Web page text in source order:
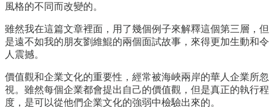
風格的不同而改變的。
雖然我在這篇文章裡面，用了幾個例子來解釋這個第三層，但
是遠不如我的朋友劉維鯤的兩個面試故事，來得更加生動和令
人震撼。
價值觀和企業文化的重要性，經常被海峽兩岸的華人企業所忽
視。雖然每個企業都會提出自己的價值觀，但是真正的執行程
度，是可以從他們企業文化的強弱中檢驗出來的。